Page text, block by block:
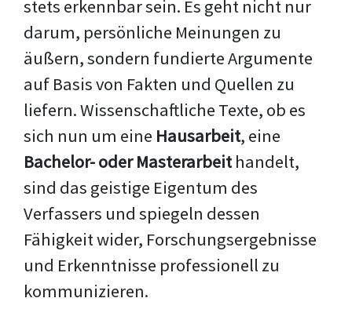
stets erkennbar sein. Es geht nicht nur
darum, persönliche Meinungen zu
äußern, sondern fundierte Argumente
auf Basis von Fakten und Quellen zu
liefern. Wissenschaftliche Texte, ob es
sich nun um eine Hausarbeit, eine
Bachelor- oder Masterarbeithandelt,
sind das geistige Eigentum des
Verfassers und spiegeln dessen
Fähigkeit wider, Forschungsergebnisse
und Erkenntnisse professionell zu
kommunizieren.